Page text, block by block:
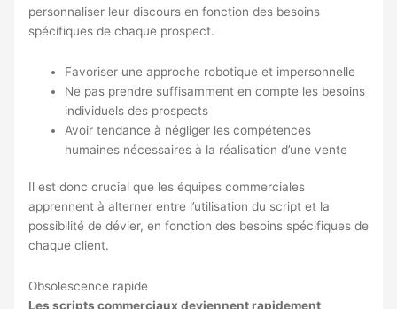
personnaliser leur discours en fonction des besoins
spécifiques de chaque prospect.
Favoriser une approche robotique et impersonnelle
Ne pas prendre suffisamment en compte les besoins
individuels des prospects
Avoir tendance à négliger les compétences
humaines nécessaires à la réalisation d’une vente
Il est donc crucial que les équipes commerciales
apprennent à alterner entre l’utilisation du script et la
possibilité de dévier, en fonction des besoins spécifiques de
chaque client.
Obsolescence rapide
Les scripts commerciaux deviennent rapidement